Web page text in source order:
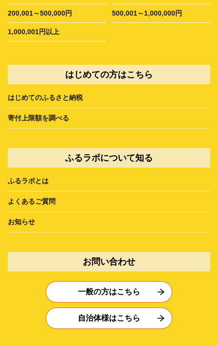
200,001～500,000円 500,001～1,000,000円
1,000,001円以上
はじめての方はこちら
はじめてのふるさと納税
寄付上限額を調べる
ふるラボについて知る
ふるラボとは
よくあるご質問
お知らせ
お問い合わせ
一般の方はこちら
自治体様はこちら